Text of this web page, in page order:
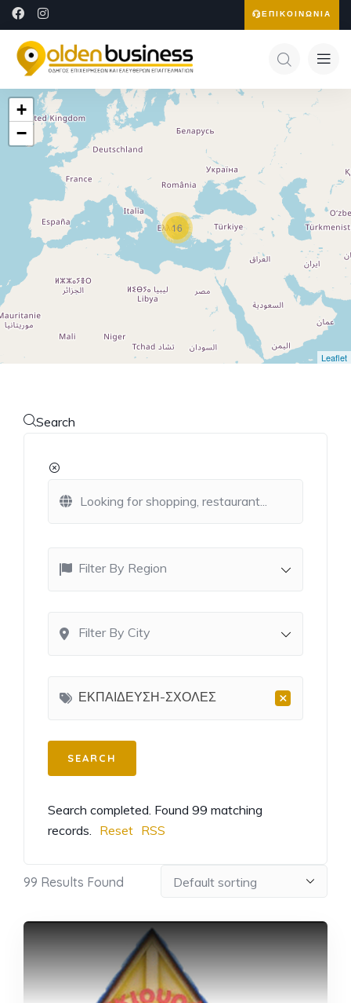
ΕΠΙΚΟΙΝΩΝΙΑ
16
+
−
Leaflet
Search
Filter By Region
Filter By City
×
ΕΚΠΑΙΔΕΥΣΗ-ΣΧΟΛΕΣ
Search completed. Found 99 matching
records.
Reset RSS
99 Results Found